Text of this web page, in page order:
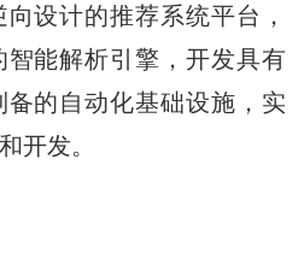
设计的推荐系统平台，
能解析引擎，开发具有
的自动化基础设施，实
开发。